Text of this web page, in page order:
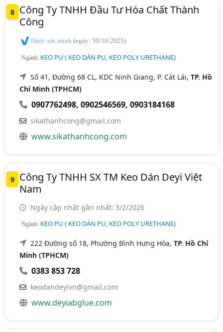
8
Công Ty TNHH Đầu Tư Hóa Chất Thành
Công
Được xác minh(ngày: 30/10/2025)
Ngành: KEO PU ( KEO DÁN PU, KEO POLY URETHANE)
Số 41, Đường 68 CL, KDC Ninh Giang, P. Cát Lái,TP. Hồ
Chí Minh (TPHCM)
0907762498,0902546569,0903184168
sikathanhcong@gmail.com
www.sikathanhcong.com
9
Công Ty TNHH SX TM Keo Dán Deyi Việt
Nam
Ngày cập nhật gần nhất: 3/2/2026
Ngành: KEO PU ( KEO DÁN PU, KEO POLY URETHANE)
222 Đường số 18, Phường Bình Hưng Hòa,TP. Hồ Chí
Minh (TPHCM)
0383 853 728
keodandeyivn@gmail.com
www.deyiabglue.com